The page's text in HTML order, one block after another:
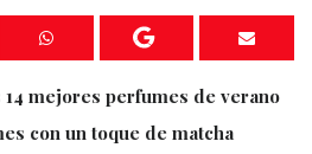
mejores perfumes de verano
con un toque de matcha